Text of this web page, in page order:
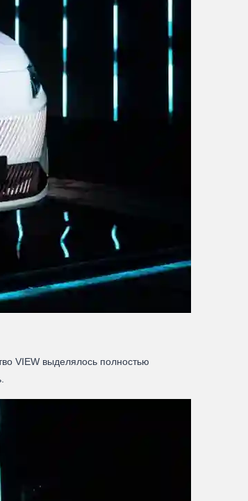
VIEW выделялось полностью